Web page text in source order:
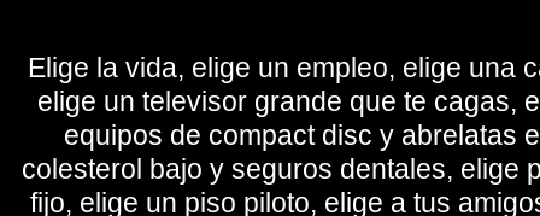
Elige la vida, elige un empleo, elige una
elige un televisor grande que te cagas,
equipos de compact disc y abrelatas
colesterol bajo y seguros dentales, elige
fijo, elige un piso piloto, elige a tus